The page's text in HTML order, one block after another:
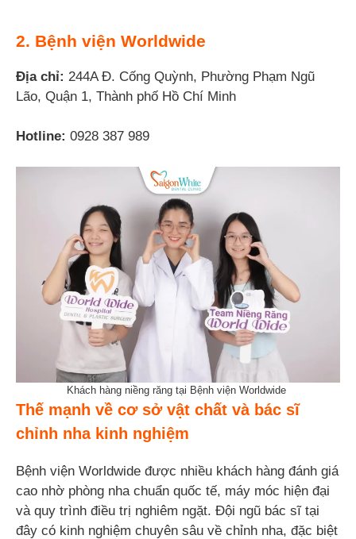
2. Bệnh viện Worldwide
Địa chỉ: 244A Đ. Cống Quỳnh, Phường Phạm Ngũ
Lão, Quận 1, Thành phố Hồ Chí Minh
Hotline: 0928 387 989
Khách hàng niềng răng tại Bệnh viện Worldwide
Thế mạnh về cơ sở vật chất và bác sĩ
chỉnh nha kinh nghiệm
Bệnh viện Worldwide được nhiều khách hàng đánh giá
cao nhờ phòng nha chuẩn quốc tế, máy móc hiện đại
và quy trình điều trị nghiêm ngặt. Đội ngũ bác sĩ tại
đây có kinh nghiệm chuyên sâu về chỉnh nha, đặc biệt